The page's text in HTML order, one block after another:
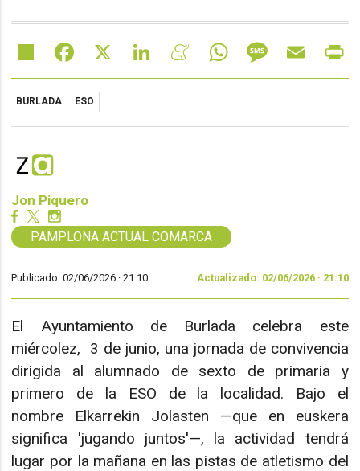
Share Facebook LinkedIn MeneameWhatsAppMessageEmail
BURLADA ESO
Jon Piquero
PAMPLONA ACTUAL COMARCA
Publicado: 02/06/2026 ·21:10 Actualizado: 02/06/2026 · 21:10
El Ayuntamiento de Burlada celebra este
miércolez, 3 de junio, una jornada de convivencia
dirigida al alumnado de sexto de primaria y
primero de la ESO de la localidad. Bajo el
nombre Elkarrekin Jolasten —que en euskera
significa 'jugando juntos'—, la actividad tendrá
lugar por la mañana en las pistas de atletismo del